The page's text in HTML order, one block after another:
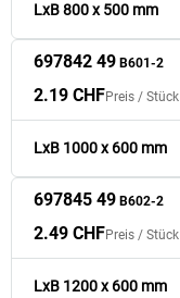
LxB 800 x 500 mm
697842 49 B601-2
2.19 CHFPreis / Stück
LxB 1000 x 600 mm
697845 49 B602-2
2.49 CHFPreis / Stück
LxB 1200 x 600 mm